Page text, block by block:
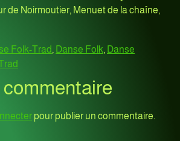
de Noirmoutier, Menuet de la chaîne,
Folk-Trad, Danse Folk, Danse
commentaire
pour publier un commentaire.